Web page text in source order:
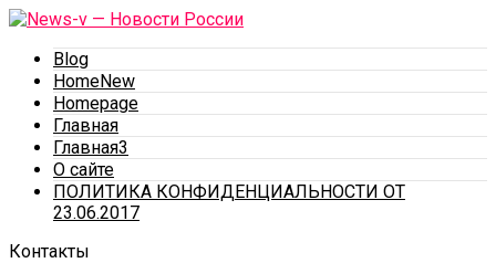
Blog
HomeNew
Homepage
Главная
Главная3
О сайте
ПОЛИТИКА КОНФИДЕНЦИАЛЬНОСТИ ОТ
23.06.2017
Контакты